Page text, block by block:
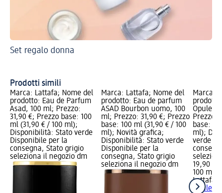
Set regalo donna
Prodotti simili
Marca: Lattafa; Nome del
prodotto: Eau de Parfum
Asad, 100 ml; Prezzo:
31,90 €; Prezzo base: 100
ml (31,90 € / 100 ml);
Disponibilità: Stato verde
Disponibile per la
consegna, Stato grigio
seleziona il negozio dm
Marca: Lattafa; Nome del
prodotto: Eau de parfum
ASAD Bourbon uomo, 100
ml; Prezzo: 31,90 €; Prezzo
base: 100 ml (31,90 € / 100
ml); Novità grafica;
Disponibilità: Stato verde
Disponibile per la
consegna, Stato grigio
seleziona il negozio dm
Marca:
Opulent
Prezzo:
base:
ml);
verde
19,90 €
100 ml
Lattafa
Opulent